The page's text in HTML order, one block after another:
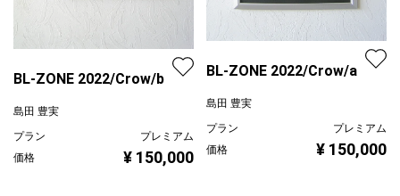
BL-ZONE 2022/Crow/b
島田 豊実
プラン
プレミアム
価格
¥ 150,000
BL-ZONE 2022/Crow/a
島田 豊実
プラン
プレミアム
価格
¥ 150,000